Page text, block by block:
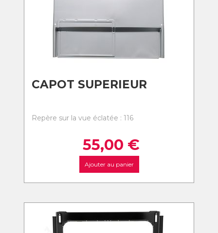
CAPOT SUPERIEUR
Repère sur la vue éclatée : 116
55,00 €
Ajouter au panier